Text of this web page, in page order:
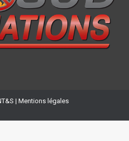
| Mentions légales